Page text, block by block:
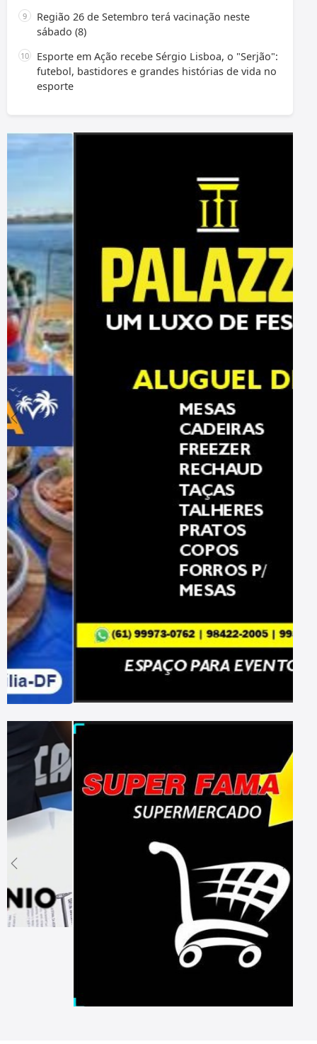
Região 26 de Setembro terá vacinação neste
sábado (8)
Esporte em Ação recebe Sérgio Lisboa, o "Serjão":
futebol, bastidores e grandes histórias de vida no
esporte